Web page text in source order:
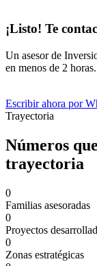
¡Listo! Te
Un asesor de
en menos de 2
Escribir ahora por
Trayectoria
Números
trayectoria
0
Familias asesoradas
0
Proyectos
0
Zonas estratégicas